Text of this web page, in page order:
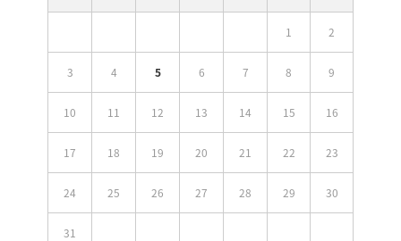
1 2
3 4 5 6 7 8 9
10 11 12 13 14 15 16
17 18 19 20 21 22 23
24 25 26 27 28 29 30
31